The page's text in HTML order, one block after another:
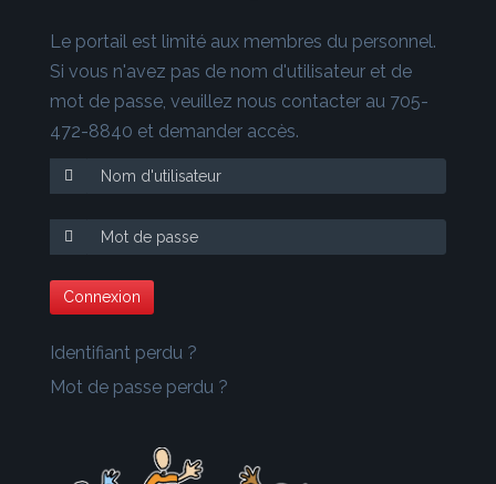
Le portail est limité aux membres du personnel.
Si vous n'avez pas de nom d'utilisateur et de
mot de passe, veuillez nous contacter au 705-
472-8840 et demander accès.
Identifiant perdu ?
Mot de passe perdu ?